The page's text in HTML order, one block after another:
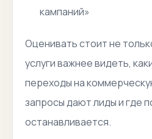
кампаний»
Оценивать стоит не
услуги важнее видеть,
переходы на
запросы дают лиды и где
останавливается.